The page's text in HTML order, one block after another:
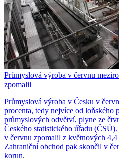
Průmyslová výroba v červnu
zpomalil
Průmyslová výroba v Česku v
procenta, tedy nejvíce od loňského
průmyslových odvětví, plyne ze
Českého statistického úřadu
v červnu zpomalil z květnových 4,4
Zahraniční obchod pak skončil v
korun.